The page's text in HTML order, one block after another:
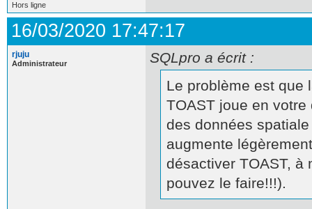
Hors ligne
16/03/2020 17:47:17
rjuju
Administrateur
SQLpro a écrit :
Le problème est que
TOAST joue en
des données
augmente
désactiver TOAST,
pouvez le faire!!!).